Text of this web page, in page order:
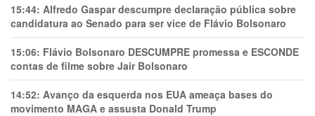
15:44: Alfredo Gaspar descumpre declaração pública sobre
candidatura ao Senado para ser vice de Flávio Bolsonaro
15:06: Flávio Bolsonaro DESCUMPRE promessa e ESCONDE
contas de filme sobre Jair Bolsonaro
14:52: Avanço da esquerda nos EUA ameaça bases do
movimento MAGA e assusta Donald Trump